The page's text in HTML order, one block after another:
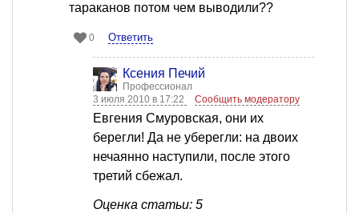
тараканов потом чем выводили??
0 Ответить
Ксения Печий
Профессионал
3 июля 2010 в 17:22
Сообщить модератору
Евгения Смуровская, они их
берегли! Да не уберегли: на двоих
нечаянно наступили, после этого
третий сбежал.
Оценка статьи: 5